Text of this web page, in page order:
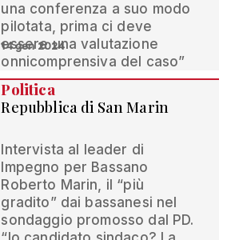
una conferenza a suo modo
pilotata, prima ci deve
essere una valutazione
onnicomprensiva del caso”
14 gen 2024
Politica
Repubblica di San Marin
Intervista al leader di
Impegno per Bassano
Roberto Marin, il “più
gradito” dai bassanesi nel
sondaggio promosso dal PD.